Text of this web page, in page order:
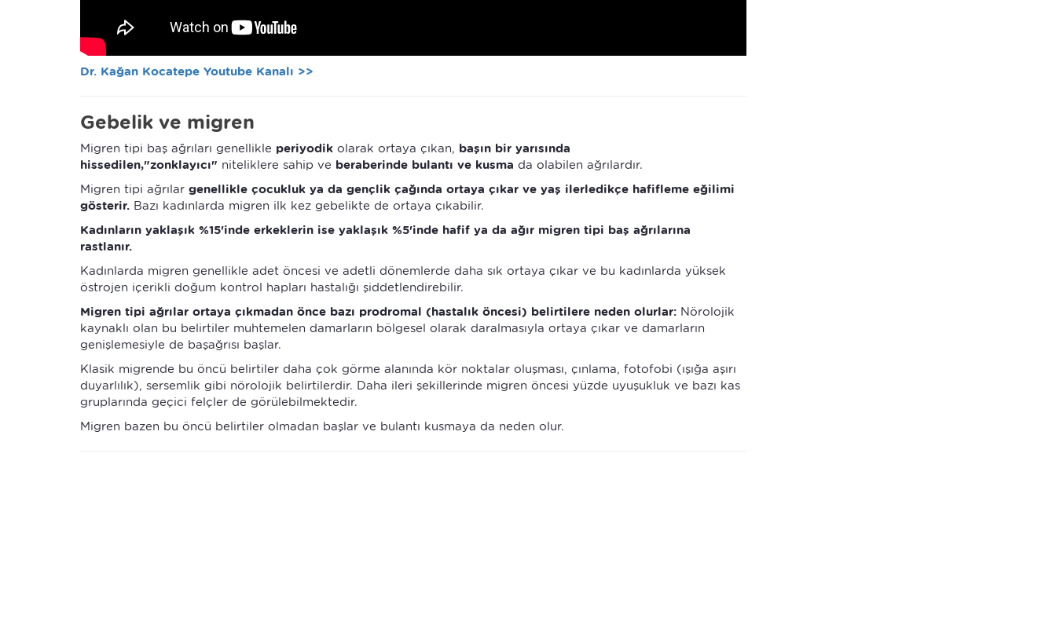
Dr. Kağan Kocatepe Youtube Kanalı >>
Gebelik ve migren
Migren tipi baş ağrıları genellikle periyodik olarak ortaya çıkan, başın bir yarısında
hissedilen,"zonklayıcı" niteliklere sahip ve beraberinde bulantı ve kusma da olabilen ağrılardır.
Migren tipi ağrılar genellikle çocukluk ya da gençlik çağında ortaya çıkar ve yaş ilerledikçe hafifleme eğilimi
gösterir. Bazı kadınlarda migren ilk kez gebelikte de ortaya çıkabilir.
Kadınların yaklaşık %15'inde erkeklerin ise yaklaşık %5'inde hafif ya da ağır migren tipi baş ağrılarına
rastlanır.
Kadınlarda migren genellikle adet öncesi ve adetli dönemlerde daha sık ortaya çıkar ve bu kadınlarda yüksek
östrojen içerikli doğum kontrol hapları hastalığı şiddetlendirebilir.
Migren tipi ağrılar ortaya çıkmadan önce bazı prodromal (hastalık öncesi) belirtilere neden olurlar: Nörolojik
kaynaklı olan bu belirtiler muhtemelen damarların bölgesel olarak daralmasıyla ortaya çıkar ve damarların
genişlemesiyle de başağrısı başlar.
Klasik migrende bu öncü belirtiler daha çok görme alanında kör noktalar oluşması, çınlama, fotofobi (ışığa aşırı
duyarlılık), sersemlik gibi nörolojik belirtilerdir. Daha ileri şekillerinde migren öncesi yüzde uyuşukluk ve bazı kas
gruplarında geçici felçler de görülebilmektedir.
Migren bazen bu öncü belirtiler olmadan başlar ve bulantı kusmaya da neden olur.